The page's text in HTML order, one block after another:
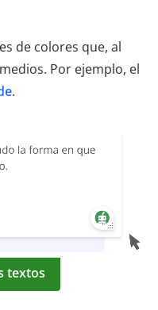
de colores que, al
Por ejemplo, el
.
textos